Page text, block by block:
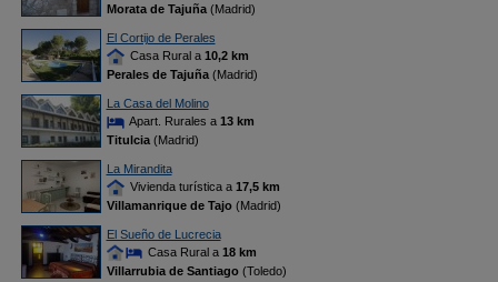
Morata de Tajuña(Madrid)
El Cortijo de Perales
Casa Rural a 10,2 km
Perales de Tajuña(Madrid)
La Casa del Molino
Apart. Rurales a 13 km
Titulcia(Madrid)
La Mirandita
Vivienda turística a 17,5 km
Villamanrique de Tajo(Madrid)
El Sueño de Lucrecia
Casa Rural a 18 km
Villarrubia de Santiago(Toledo)